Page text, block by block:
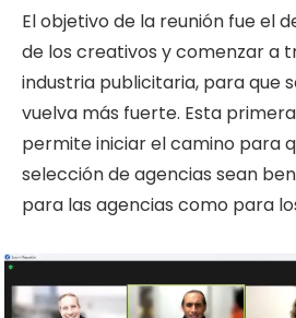
El objetivo de la reunión fue el
de los creativos y comenzar a
industria publicitaria, para que
vuelva más fuerte. Esta
permite iniciar el camino para
selección de agencias sean
para las agencias como para